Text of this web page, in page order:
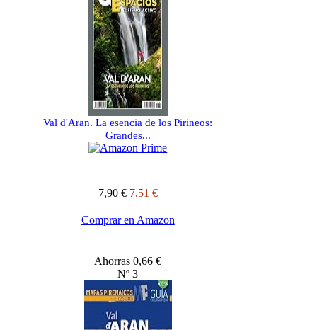
Val d'Aran. La esencia de los Pirineos:
Grandes...
7,90 € 7,51 €
Comprar en Amazon
Ahorras 0,66 €
Nº 3